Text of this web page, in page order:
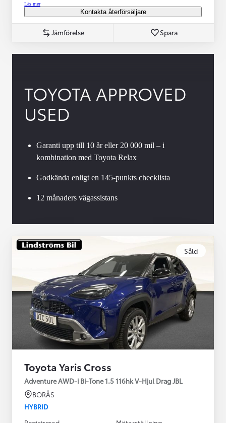
Läs mer
Kontakta återförsäljare
Jämförelse Spara
TOYOTA APPROVED
USED
Garanti upp till 10 år eller 20 000 mil – i
kombination med Toyota Relax
Godkända enligt en 145-punkts checklista
12 månaders vägassistans
Såld
Toyota Yaris Cross
Adventure AWD-i Bi-Tone 1.5 116hk V-Hjul Drag JBL
BORÅS
HYBRID